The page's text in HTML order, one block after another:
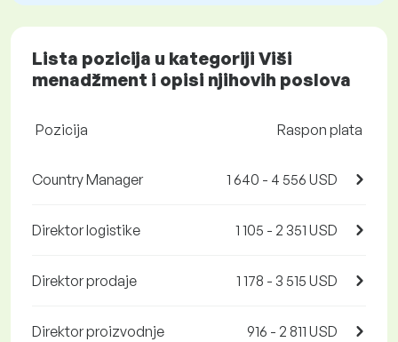
Lista pozicija u kategoriji Viši
menadžment i opisi njihovih poslova
Pozicija Raspon plata
Country Manager 1 640 - 4 556 USD
Direktor logistike 1 105 - 2 351 USD
Direktor prodaje 1 178 - 3 515 USD
Direktor proizvodnje 916 - 2 811 USD